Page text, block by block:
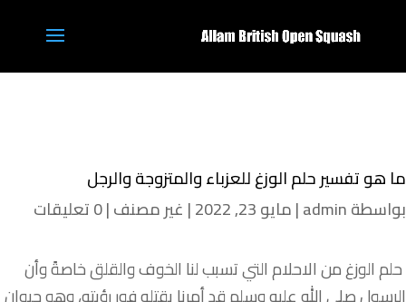
ما هو تفسير حلم الوزغ للعزباء والمتزوجة والرجل
بواسطةadmin
|مايو 23, 2022 | غير مصنف|0 تعليقات
حلمالوزغمنالاحلامالتيتسببلنا الخوفوالقلقخاصةً وأن